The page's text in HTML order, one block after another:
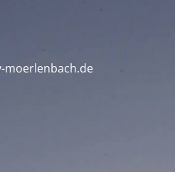
moerlenbach.de